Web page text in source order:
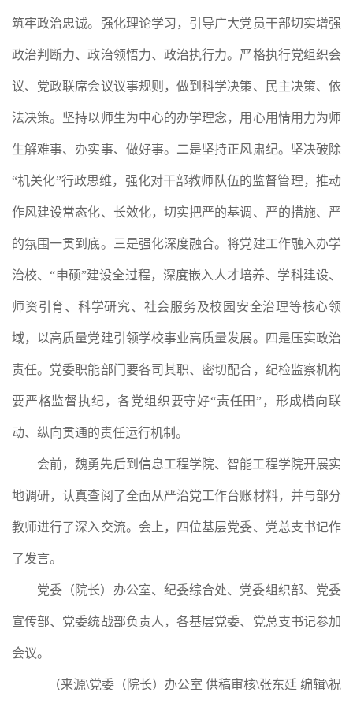
筑牢政治忠诚。强化理论学习，引导广大党员干部切实增强
政治判断力、政治领悟力、政治执行力。严格执行党组织会
议、党政联席会议议事规则，做到科学决策、民主决策、依
法决策。坚持以师生为中心的办学理念，用心用情用力为师
生解难事、办实事、做好事。二是坚持正风肃纪。坚决破除
“机关化”行政思维，强化对干部教师队伍的监督管理，推动
作风建设常态化、长效化，切实把严的基调、严的措施、严
的氛围一贯到底。三是强化深度融合。将党建工作融入办学
治校、“申硕”建设全过程，深度嵌入人才培养、学科建设、
师资引育、科学研究、社会服务及校园安全治理等核心领
域，以高质量党建引领学校事业高质量发展。四是压实政治
责任。党委职能部门要各司其职、密切配合，纪检监察机构
要严格监督执纪，各党组织要守好“责任田”，形成横向联
动、纵向贯通的责任运行机制。
会前，魏勇先后到信息工程学院、智能工程学院开展实
地调研，认真查阅了全面从严治党工作台账材料，并与部分
教师进行了深入交流。会上，四位基层党委、党总支书记作
了发言。
党委（院长）办公室、纪委综合处、党委组织部、党委
宣传部、党委统战部负责人，各基层党委、党总支书记参加
会议。
（来源\党委（院长）办公室 供稿审核\张东廷 编辑\祝